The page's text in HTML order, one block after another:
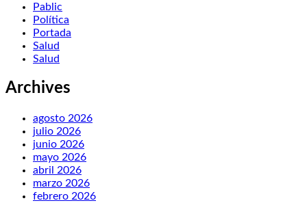
Pablic
Política
Portada
Salud
Salud
Archives
agosto 2026
julio 2026
junio 2026
mayo 2026
abril 2026
marzo 2026
febrero 2026